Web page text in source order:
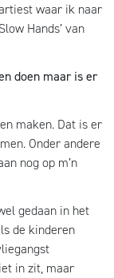
waar ik naar
Hands’ van
doen maar is er
maken. Dat is er
Onder andere
nog op m’n
gedaan in het
de kinderen
in zit, maar